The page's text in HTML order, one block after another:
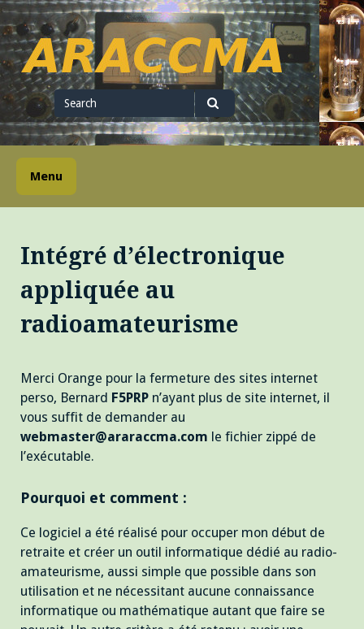
Skip
to
content
ARACCMA
Search
for
Search
Menu
Intégré d’électronique
appliquée au
radioamateurisme
Merci Orange pour la fermeture des sites internet
perso, Bernard F5PRP n’ayant plus de site internet, il
vous suffit de demander au
webmaster@araraccma.com le fichier zippé de
l’exécutable.
Pourquoi et comment :
Ce logiciel a été réalisé pour occuper mon début de
retraite et créer un outil informatique dédié au radio-
amateurisme, aussi simple que possible dans son
utilisation et ne nécessitant aucune connaissance
informatique ou mathématique autant que faire se